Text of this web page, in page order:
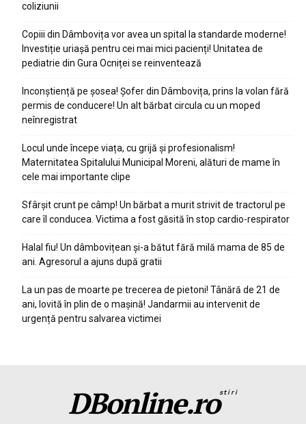
coliziunii
Copiii din Dâmbovița vor avea un spital la standarde moderne!
Investiție uriașă pentru cei mai mici pacienți! Unitatea de
pediatrie din Gura Ocniței se reinventează
Inconștiență pe șosea! Șofer din Dâmbovița, prins la volan fără
permis de conducere! Un alt bărbat circula cu un moped
neînregistrat
Locul unde începe viața, cu grijă și profesionalism!
Maternitatea Spitalului Municipal Moreni, alături de mame în
cele mai importante clipe
Sfârșit crunt pe câmp! Un bărbat a murit strivit de tractorul pe
care îl conducea. Victima a fost găsită în stop cardio-respirator
Halal fiu! Un dâmbovițean și-a bătut fără milă mama de 85 de
ani. Agresorul a ajuns după gratii
La un pas de moarte pe trecerea de pietoni! Tânără de 21 de
ani, lovită în plin de o mașină! Jandarmii au intervenit de
urgență pentru salvarea victimei
DBonline.rostiri